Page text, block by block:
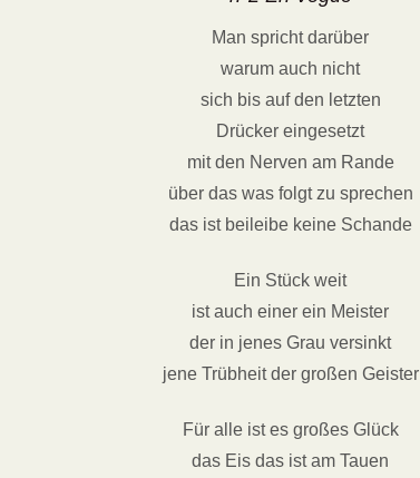
Man spricht darüber
warum auch nicht
sich bis auf den letzten
Drücker eingesetzt
mit den Nerven am Rande
über das was folgt zu sprechen
das ist beileibe keine Schande
Ein Stück weit
ist auch einer ein Meister
der in jenes Grau versinkt
jene Trübheit der großen Geister
Für alle ist es großes Glück
das Eis das ist am Tauen